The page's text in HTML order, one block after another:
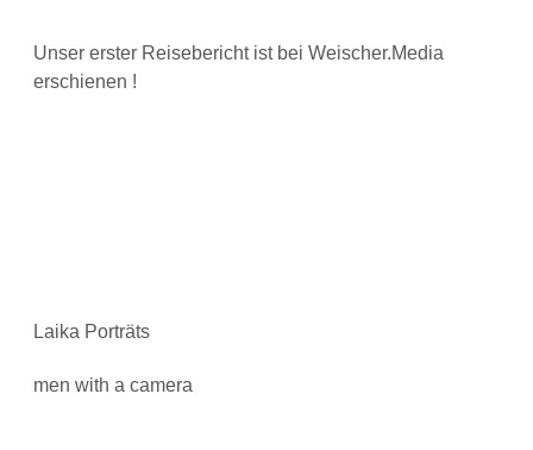
Unser erster Reisebericht ist bei Weischer.Media
erschienen !
Laika Porträts
men with a camera